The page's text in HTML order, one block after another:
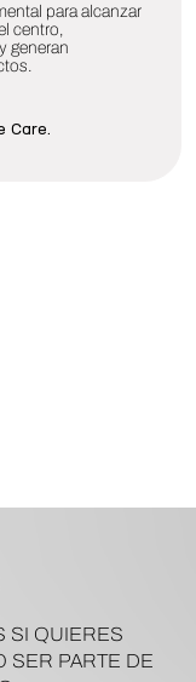
para alcanzar
centro,
generan
Care.
SI QUIERES
SER PARTE DE